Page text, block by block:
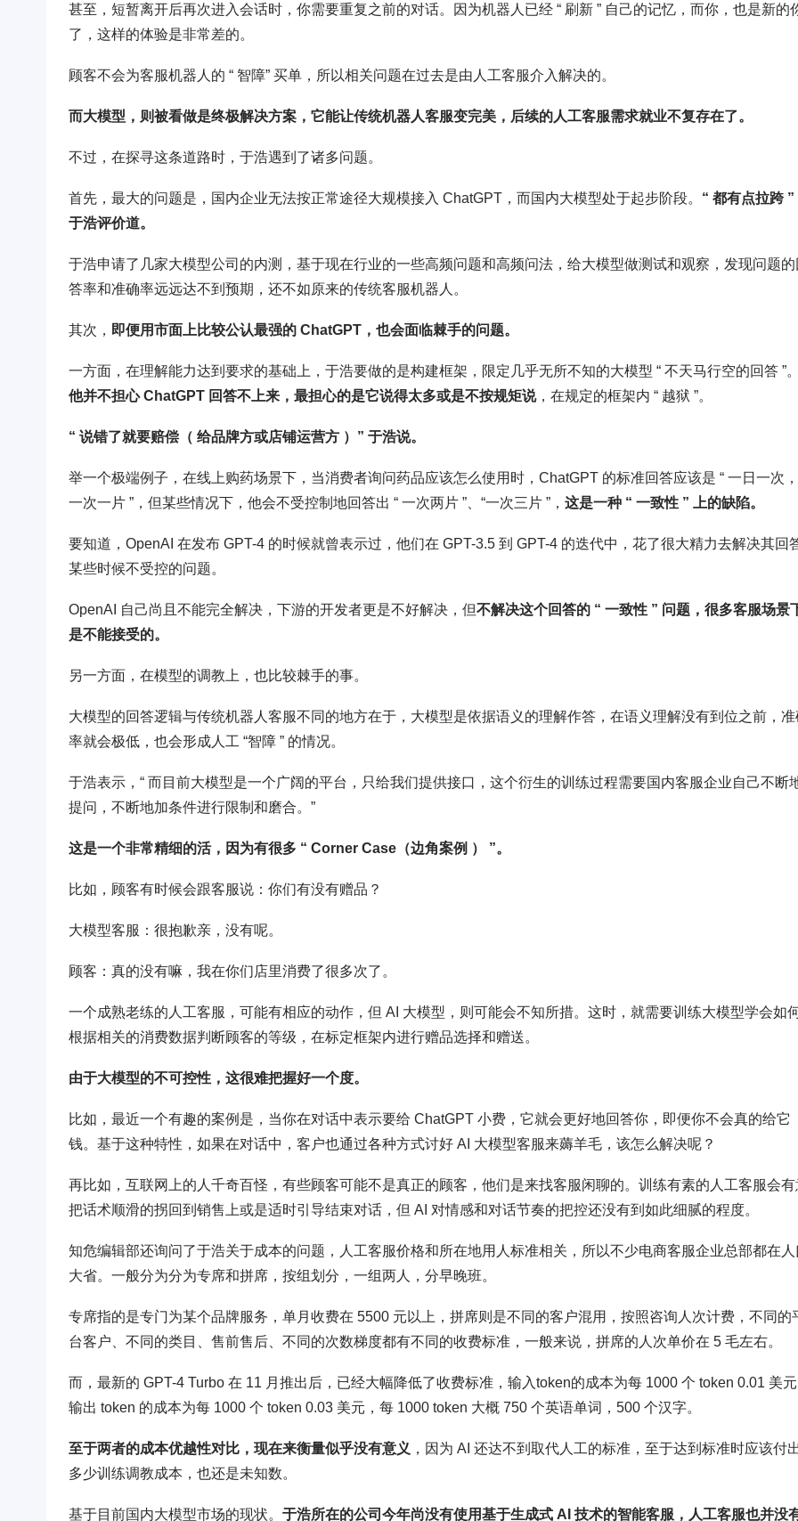
甚至，短暂离开后再次进入会话时，你需要重复之前的对话。因为机器人已经 “ 刷新 ” 自己的记忆，而你，也是新的
了，这样的体验是非常差的。
顾客不会为客服机器人的 “ 智障” 买单，所以相关问题在过去是由人工客服介入解决的。
而大模型，则被看做是终极解决方案，它能让传统机器人客服变完美，后续的人工客服需求就业不复存在了。
不过，在探寻这条道路时，于浩遇到了诸多问题。
首先，最大的问题是，国内企业无法按正常途径大规模接入 ChatGPT，而国内大模型处于起步阶段。 “ 都有点拉跨 ”
于浩评价道。
于浩申请了几家大模型公司的内测，基于现在行业的一些高频问题和高频问法，给大模型做测试和观察，发现问题的
答率和准确率远远达不到预期，还不如原来的传统客服机器人。
其次， 即便用市面上比较公认最强的 ChatGPT，也会面临棘手的问题。
一方面，在理解能力达到要求的基础上，于浩要做的是构建框架，限定几乎无所不知的大模型 “ 不天马行空的回答 ”
他并不担心 ChatGPT 回答不上来，最担心的是它说得太多或是不按规矩说，在规定的框架内 “ 越狱 ”。
“ 说错了就要赔偿（ 给品牌方或店铺运营方 ）” 于浩说。
举一个极端例子，在线上购药场景下，当消费者询问药品应该怎么使用时，ChatGPT 的标准回答应该是 “ 一日一次，
一次一片 ”，但某些情况下，他会不受控制地回答出 “ 一次两片 ”、“一次三片 ”， 这是一种 “ 一致性 ” 上的缺陷。
要知道，OpenAI 在发布 GPT-4 的时候就曾表示过，他们在 GPT-3.5 到 GPT-4 的迭代中，花了很大精力去解决其回
某些时候不受控的问题。
OpenAI 自己尚且不能完全解决，下游的开发者更是不好解决，但不解决这个回答的 “ 一致性 ” 问题，很多客服场景
是不能接受的。
另一方面，在模型的调教上，也比较棘手的事。
大模型的回答逻辑与传统机器人客服不同的地方在于，大模型是依据语义的理解作答，在语义理解没有到位之前，准
率就会极低，也会形成人工 “智障 ” 的情况。
于浩表示，“ 而目前大模型是一个广阔的平台，只给我们提供接口，这个衍生的训练过程需要国内客服企业自己不断
提问，不断地加条件进行限制和磨合。”
这是一个非常精细的活，因为有很多 “ Corner Case（边角案例 ） ”。
比如，顾客有时候会跟客服说：你们有没有赠品？
大模型客服：很抱歉亲，没有呢。
顾客：真的没有嘛，我在你们店里消费了很多次了。
一个成熟老练的人工客服，可能有相应的动作，但 AI 大模型，则可能会不知所措。这时，就需要训练大模型学会如
根据相关的消费数据判断顾客的等级，在标定框架内进行赠品选择和赠送。
由于大模型的不可控性，这很难把握好一个度。
比如，最近一个有趣的案例是，当你在对话中表示要给 ChatGPT 小费，它就会更好地回答你，即便你不会真的给它
钱。基于这种特性，如果在对话中，客户也通过各种方式讨好 AI 大模型客服来薅羊毛，该怎么解决呢？
再比如，互联网上的人千奇百怪，有些顾客可能不是真正的顾客，他们是来找客服闲聊的。训练有素的人工客服会有
把话术顺滑的拐回到销售上或是适时引导结束对话，但 AI 对情感和对话节奏的把控还没有到如此细腻的程度。
知危编辑部还询问了于浩关于成本的问题，人工客服价格和所在地用人标准相关，所以不少电商客服企业总部都在人
大省。一般分为分为专席和拼席，按组划分，一组两人，分早晚班。
专席指的是专门为某个品牌服务，单月收费在 5500 元以上，拼席则是不同的客户混用，按照咨询人次计费，不同的
台客户、不同的类目、售前售后、不同的次数梯度都有不同的收费标准，一般来说，拼席的人次单价在 5 毛左右。
而，最新的 GPT-4 Turbo 在 11 月推出后，已经大幅降低了收费标准，输入token的成本为每 1000 个 token 0.01 美
输出 token 的成本为每 1000 个 token 0.03 美元，每 1000 token 大概 750 个英语单词，500 个汉字。
至于两者的成本优越性对比，现在来衡量似乎没有意义 ，因为 AI 还达不到取代人工的标准，至于达到标准时应该付
多少训练调教成本，也还是未知数。
基于目前国内大模型市场的现状。 于浩所在的公司今年尚没有使用基于生成式 AI 技术的智能客服，人工客服也并没